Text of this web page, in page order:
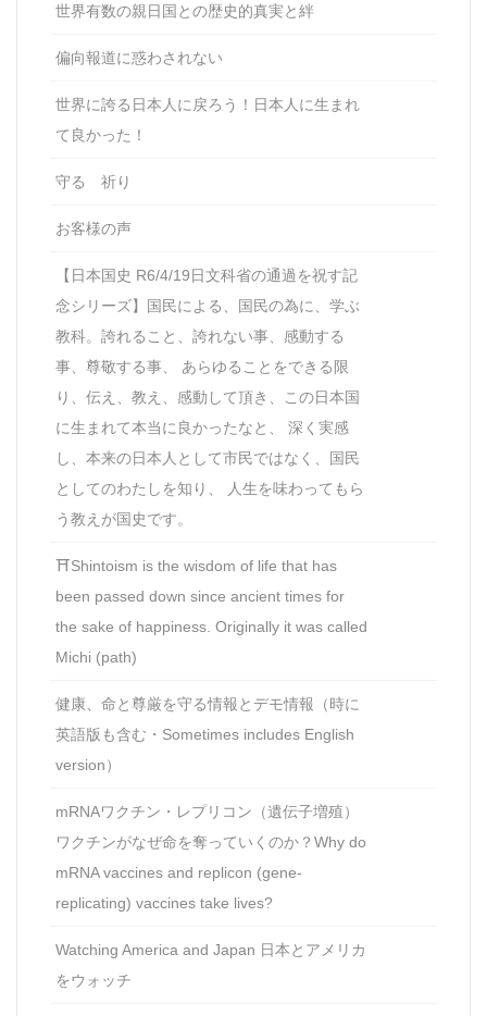
世界有数の親日国との歴史的真実と絆
偏向報道に惑わされない
世界に誇る日本人に戻ろう！日本人に生まれ
て良かった！
守る 祈り
お客様の声
【日本国史 R6/4/19日文科省の通過を祝す記
念シリーズ】国民による、国民の為に、学ぶ
教科。誇れること、誇れない事、感動する
事、尊敬する事、 あらゆることをできる限
り、伝え、教え、感動して頂き、この日本国
に生まれて本当に良かったなと、 深く実感
し、本来の日本人として市民ではなく、国民
としてのわたしを知り、 人生を味わってもら
う教えが国史です。
⛩Shintoism is the wisdom of life that has
been passed down since ancient times for
the sake of happiness. Originally it was called
Michi (path)
健康、命と尊厳を守る情報とデモ情報（時に
英語版も含む・Sometimes includes English
version）
mRNAワクチン・レプリコン（遺伝子増殖）
ワクチンがなぜ命を奪っていくのか？Why do
mRNA vaccines and replicon (gene-
replicating) vaccines take lives?
Watching America and Japan 日本とアメリカ
をウォッチ